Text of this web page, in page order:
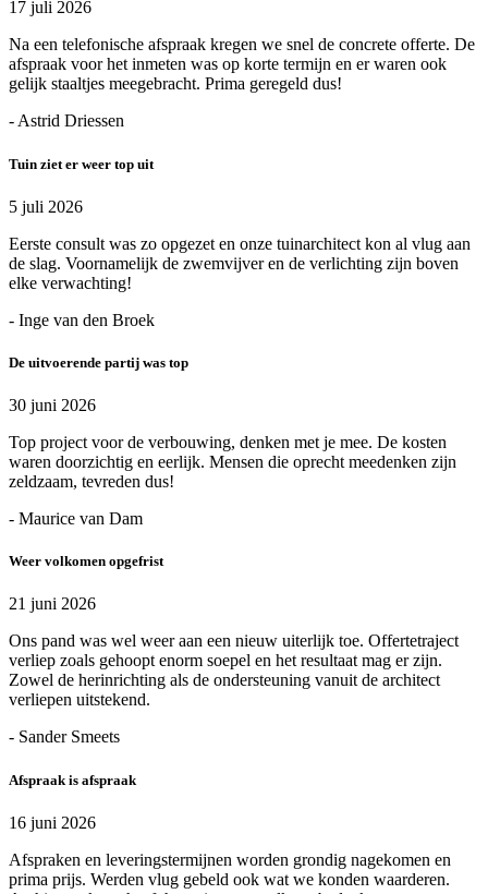
17 juli 2026
Na een telefonische afspraak kregen we snel de concrete offerte. De
afspraak voor het inmeten was op korte termijn en er waren ook
gelijk staaltjes meegebracht. Prima geregeld dus!
- Astrid Driessen
Tuin ziet er weer top uit
5 juli 2026
Eerste consult was zo opgezet en onze tuinarchitect kon al vlug aan
de slag. Voornamelijk de zwemvijver en de verlichting zijn boven
elke verwachting!
- Inge van den Broek
De uitvoerende partij was top
30 juni 2026
Top project voor de verbouwing, denken met je mee. De kosten
waren doorzichtig en eerlijk. Mensen die oprecht meedenken zijn
zeldzaam, tevreden dus!
- Maurice van Dam
Weer volkomen opgefrist
21 juni 2026
Ons pand was wel weer aan een nieuw uiterlijk toe. Offertetraject
verliep zoals gehoopt enorm soepel en het resultaat mag er zijn.
Zowel de herinrichting als de ondersteuning vanuit de architect
verliepen uitstekend.
- Sander Smeets
Afspraak is afspraak
16 juni 2026
Afspraken en leveringstermijnen worden grondig nagekomen en
prima prijs. Werden vlug gebeld ook wat we konden waarderen.